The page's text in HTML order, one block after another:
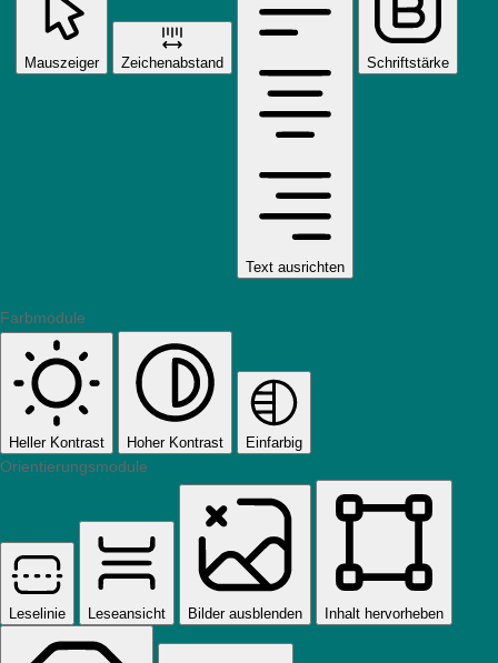
Mauszeiger Zeichenabstand
Text ausrichten
Schriftstärke
Farbmodule
Heller Kontrast Hoher Kontrast Einfarbig
Orientierungsmodule
Leselinie Leseansicht Bilder ausblenden Inhalt hervorheben